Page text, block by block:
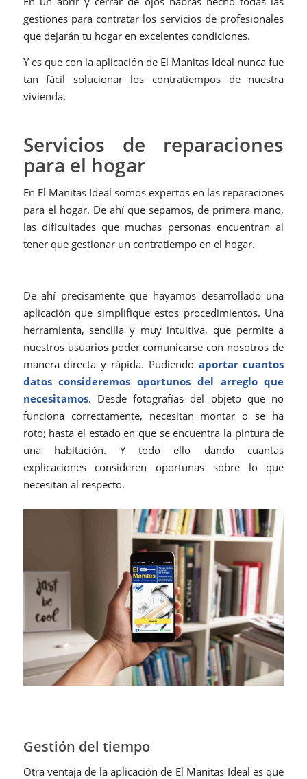
gestiones para contratar los servicios de profesionales
que dejarán tu hogar en excelentes condiciones.
Y es que con la aplicación de El Manitas Ideal nunca fue
tan fácil solucionar los contratiempos de nuestra
vivienda.
Servicios de reparaciones
para el hogar
En El Manitas Ideal somos expertos en las reparaciones
para el hogar. De ahí que sepamos, de primera mano,
las dificultades que muchas personas encuentran al
tener que gestionar un contratiempo en el hogar.
De ahí precisamente que hayamos desarrollado una
aplicación que simplifique estos procedimientos. Una
herramienta, sencilla y muy intuitiva, que permite a
nuestros usuarios poder comunicarse con nosotros de
manera directa y rápida. Pudiendoaportar cuantos
datos consideremos oportunos del arreglo que
necesitamos. Desde fotografías del objeto que no
funciona correctamente, necesitan montar o se ha
roto; hasta el estado en que se encuentra la pintura de
una habitación. Y todo ello dando cuantas
explicaciones consideren oportunas sobre lo que
necesitan al respecto.
Gestión del tiempo
Otra ventaja de la aplicación de El Manitas Ideal es que